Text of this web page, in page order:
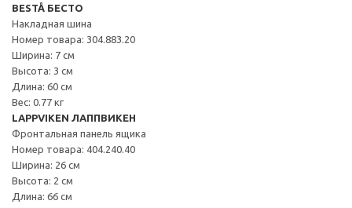
BESTÅ БЕСТО
Накладная шина
Номер товара: 304.883.20
Ширина: 7 см
Высота: 3 см
Длина: 60 см
Вес: 0.77 кг
LAPPVIKEN ЛАППВИКЕН
Фронтальная панель ящика
Номер товара: 404.240.40
Ширина: 26 см
Высота: 2 см
Длина: 66 см